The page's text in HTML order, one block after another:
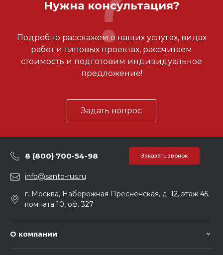
Нужна консультация?
Подробно расскажем о наших услугах, видах
работ и типовых проектах, рассчитаем
стоимость и подготовим индивидуальное
предложение!
Задать вопрос
8 (800) 700-54-98 Заказать звонок
info@santo-rus.ru
г. Москва, Набережная Пресненская, д. 12, этаж 45,
комната 10, оф. 327
О компании